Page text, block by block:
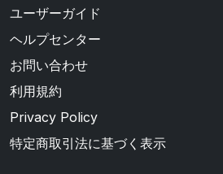
ユーザーガイド
ヘルプセンター
お問い合わせ
利用規約
Privacy Policy
特定商取引法に基づく表示